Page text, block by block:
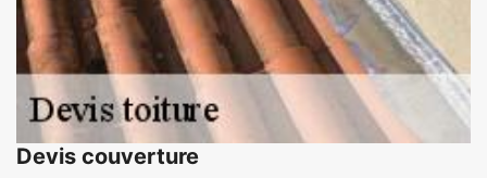
Devis couverture